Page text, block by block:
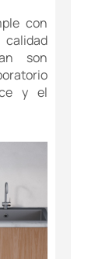
con
son
y el